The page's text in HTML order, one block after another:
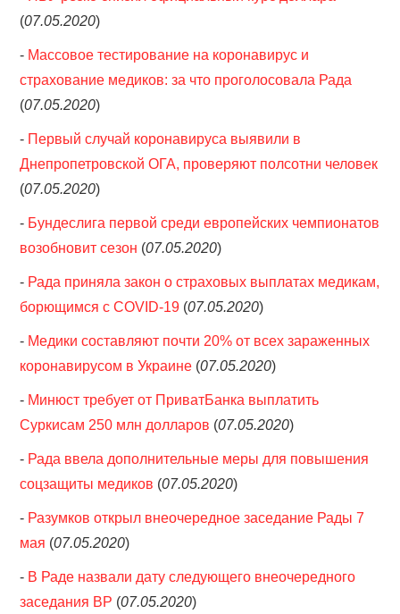
(07.05.2020)
- Массовое тестирование на коронавирус и
страхование медиков: за что проголосовала Рада
(07.05.2020)
- Первый случай коронавируса выявили в
Днепропетровской ОГА, проверяют полсотни человек
(07.05.2020)
- Бундеслига первой среди европейских чемпионатов
возобновит сезон (07.05.2020)
- Рада приняла закон о страховых выплатах медикам,
борющимся с COVID-19 (07.05.2020)
- Медики составляют почти 20% от всех зараженных
коронавирусом в Украине (07.05.2020)
- Минюст требует от ПриватБанка выплатить
Суркисам 250 млн долларов (07.05.2020)
- Рада ввела дополнительные меры для повышения
соцзащиты медиков (07.05.2020)
- Разумков открыл внеочередное заседание Рады 7
мая (07.05.2020)
- В Раде назвали дату следующего внеочередного
заседания ВР (07.05.2020)